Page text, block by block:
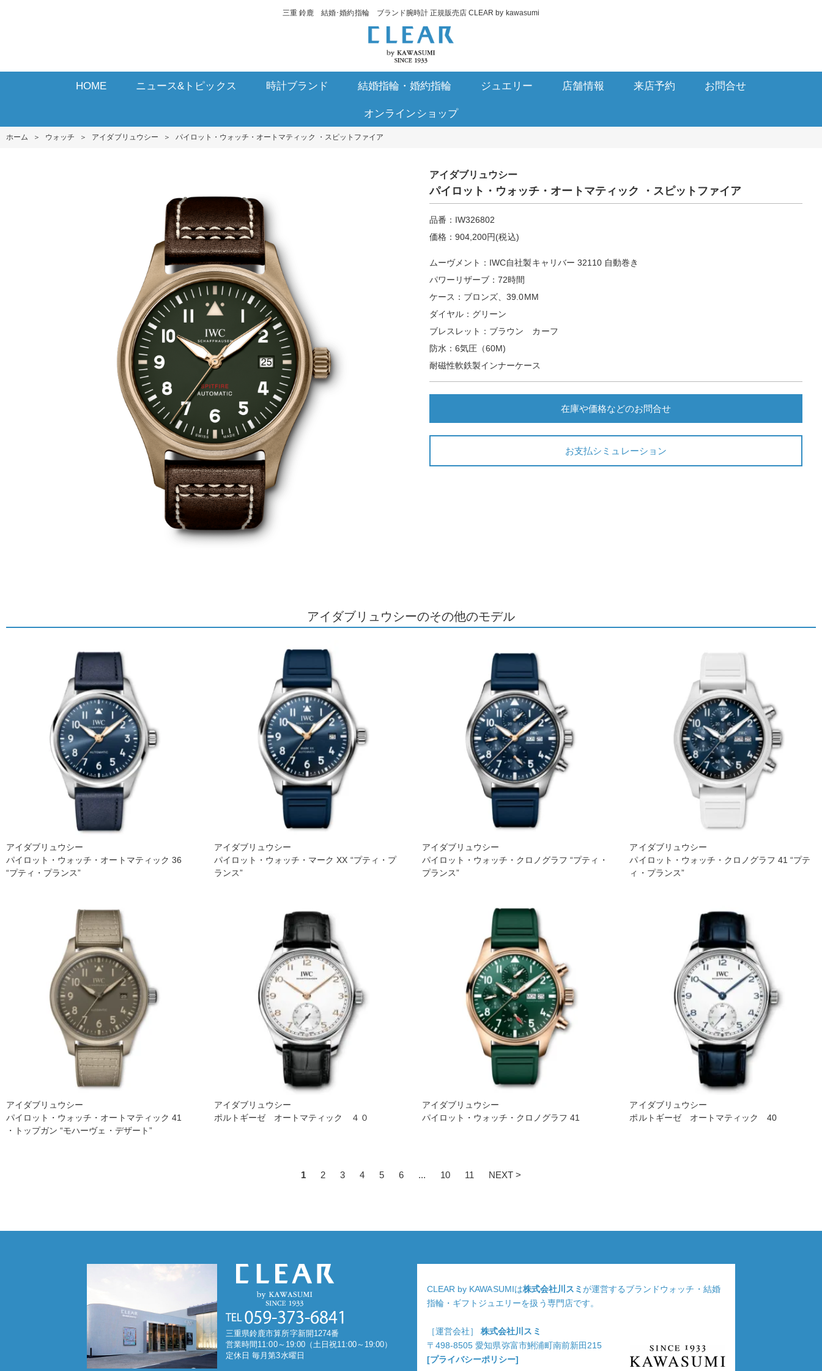
三重 鈴鹿 結婚･婚約指輪 ブランド腕時計 正規販売店 CLEAR by kawasumi
HOME ニュース&トピックス 時計ブランド 結婚指輪・婚約指輪 ジュエリー 店舗情報 来店予約 お問合せ
オンラインショップ
ホーム ＞ ウォッチ ＞ アイダブリュウシー ＞ パイロット・ウォッチ・オートマティック ・スピットファイア
アイダブリュウシー
パイロット・ウォッチ・オートマティック ・スピットファイア
品番：IW326802
価格：904,200円(税込)
ムーヴメント：IWC自社製キャリバー 32110 自動巻き
パワーリザーブ：72時間
ケース：ブロンズ、39.0MM
ダイヤル：グリーン
ブレスレット：ブラウン カーフ
防水：6気圧（60M)
耐磁性軟鉄製インナーケース
在庫や価格などのお問合せ
お支払シミュレーション
アイダブリュウシーのその他のモデル
アイダブリュウシー
パイロット・ウォッチ・オートマティック 36
“プティ・プランス”
アイダブリュウシー
パイロット・ウォッチ・マーク XX “プティ・プ
ランス”
アイダブリュウシー
パイロット・ウォッチ・クロノグラフ “プティ・
プランス”
アイダブリュウシー
パイロット・ウォッチ・クロノグラフ 41 “プテ
ィ・プランス”
アイダブリュウシー
パイロット・ウォッチ・オートマティック 41
・トップガン “モハーヴェ・デザート”
アイダブリュウシー
ポルトギーゼ オートマティック ４０
アイダブリュウシー
パイロット・ウォッチ・クロノグラフ 41
アイダブリュウシー
ポルトギーゼ オートマティック 40
1 2 3 4 5 6 ... 10 11 NEXT >
三重県鈴鹿市算所字新開1274番
営業時間11:00～19:00（土日祝11:00～19:00）
定休日 毎月第3水曜日
CLEAR by KAWASUMIは株式会社川スミが運営するブランドウォッチ・結婚
指輪・ギフトジュエリーを扱う専門店です。
［運営会社］株式会社川スミ
〒498-8505 愛知県弥富市鯏浦町南前新田215
[プライバシーポリシー]